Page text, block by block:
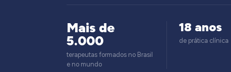
Mais de
5.000
terapeutas formados no Brasil
e no mundo
18 anos
de prática clínica